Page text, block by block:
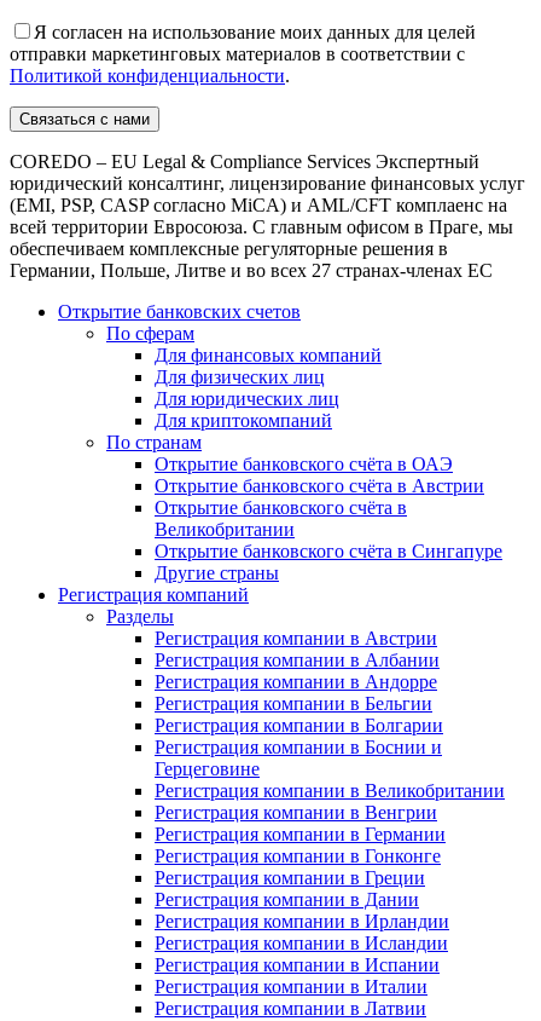
Я согласен на использование моих данных для целей
отправки маркетинговых материалов в соответствии с
Политикой конфиденциальности.
COREDO – EU Legal & Compliance Services Экспертный
юридический консалтинг, лицензирование финансовых услуг
(EMI, PSP, CASP согласно MiCA) и AML/CFT комплаенс на
всей территории Евросоюза. С главным офисом в Праге, мы
обеспечиваем комплексные регуляторные решения в
Германии, Польше, Литве и во всех 27 странах-членах ЕС
Открытие банковских счетов
По сферам
Для финансовых компаний
Для физических лиц
Для юридических лиц
Для криптокомпаний
По странам
Открытие банковского счёта в ОАЭ
Открытие банковского счёта в Австрии
Открытие банковского счёта в
Великобритании
Открытие банковского счёта в Сингапуре
Другие страны
Регистрация компаний
Разделы
Регистрация компании в Австрии
Регистрация компании в Албании
Регистрация компании в Андорре
Регистрация компании в Бельгии
Регистрация компании в Болгарии
Регистрация компании в Боснии и
Герцеговине
Регистрация компании в Великобритании
Регистрация компании в Венгрии
Регистрация компании в Германии
Регистрация компании в Гонконге
Регистрация компании в Греции
Регистрация компании в Дании
Регистрация компании в Ирландии
Регистрация компании в Исландии
Регистрация компании в Испании
Регистрация компании в Италии
Регистрация компании в Латвии